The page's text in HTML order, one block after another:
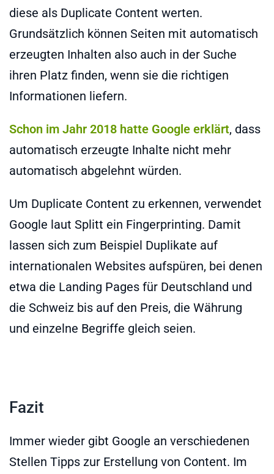
diese als Duplicate Content werten.
Grundsätzlich können Seiten mit automatisch
erzeugten Inhalten also auch in der Suche
ihren Platz finden, wenn sie die richtigen
Informationen liefern.
Schon im Jahr 2018 hatte Google erklärt, dass
automatisch erzeugte Inhalte nicht mehr
automatisch abgelehnt würden.
Um Duplicate Content zu erkennen, verwendet
Google laut Splitt ein Fingerprinting. Damit
lassen sich zum Beispiel Duplikate auf
internationalen Websites aufspüren, bei denen
etwa die Landing Pages für Deutschland und
die Schweiz bis auf den Preis, die Währung
und einzelne Begriffe gleich seien.
Fazit
Immer wieder gibt Google an verschiedenen
Stellen Tipps zur Erstellung von Content. Im